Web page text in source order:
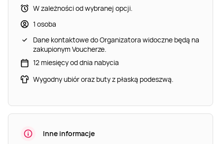
W zależności od wybranej opcji.
1 osoba
Dane kontaktowe do Organizatora widoczne będą na
zakupionym Voucherze.
12 miesięcy od dnia nabycia
Wygodny ubiór oraz buty z płaską podeszwą.
Inne informacje